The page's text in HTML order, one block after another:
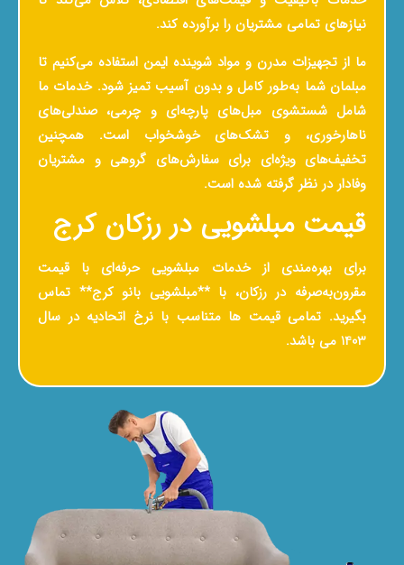
نیازهای تمامی مشتریان را برآورده کند.
ما از تجهیزات مدرن و مواد شوینده ایمن استفاده می‌کنیم تا
مبلمان شما به‌طور کامل و بدون آسیب تمیز شود. خدمات ما
شامل شستشوی مبل‌های پارچه‌ای و چرمی، صندلی‌های
ناهارخوری، و تشک‌های خوشخواب است. همچنین
تخفیف‌های ویژه‌ای برای سفارش‌های گروهی و مشتریان
وفادار در نظر گرفته شده است.
قیمت مبلشویی در رزکان کرج
برای بهره‌مندی از خدمات مبلشویی حرفه‌ای با قیمت
مقرون‌به‌صرفه در رزکان، با **مبلشویی بانو کرج** تماس
بگیرید. تمامی قیمت ها متناسب با نرخ اتحادیه در سال
1403 می باشد.